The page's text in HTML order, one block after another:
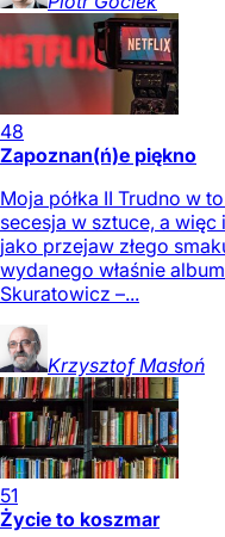
48
Zapoznan(ń)e piękno
Moja półka II Trudno w
secesja w sztuce, a
jako przejaw złego
wydanego właśnie
Skuratowicz –...
Krzysztof Masłoń
51
Życie to koszmar